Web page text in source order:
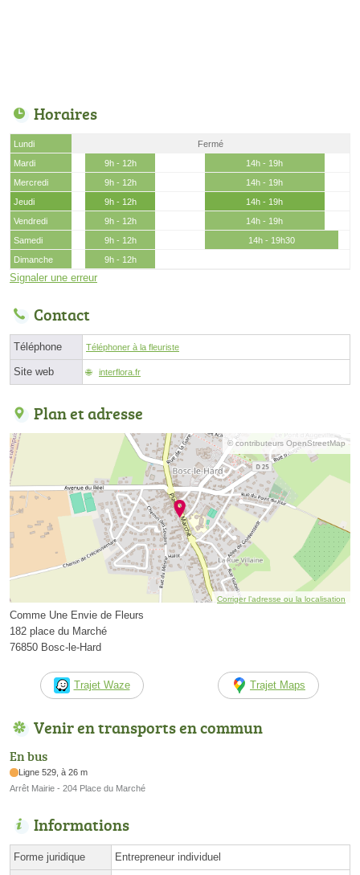
Horaires
Lundi
Fermé
Mardi
9h - 12h
14h - 19h
Mercredi
9h - 12h
14h - 19h
Jeudi
9h - 12h
14h - 19h
Vendredi
9h - 12h
14h - 19h
Samedi
9h - 12h
14h - 19h30
Dimanche
9h - 12h
Signaler une erreur
Contact
Téléphone Téléphoner à la fleuriste
Site web interflora.fr
Plan et adresse
© contributeurs OpenStreetMap
Corriger l’adresse ou la localisation
Comme Une Envie de Fleurs
182 place du Marché
76850 Bosc-le-Hard
Trajet Waze Trajet Maps
Venir en transports en commun
En bus
Ligne 529, à 26 m
Arrêt Mairie - 204 Place du Marché
Informations
Forme juridique Entrepreneur individuel